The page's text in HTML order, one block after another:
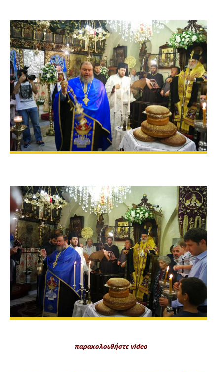
παρακολουθήστε video